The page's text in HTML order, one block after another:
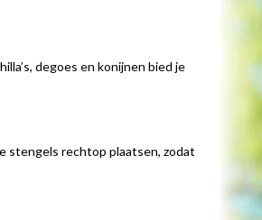
degoes en konijnen bied je
stengels rechtop plaatsen, zodat